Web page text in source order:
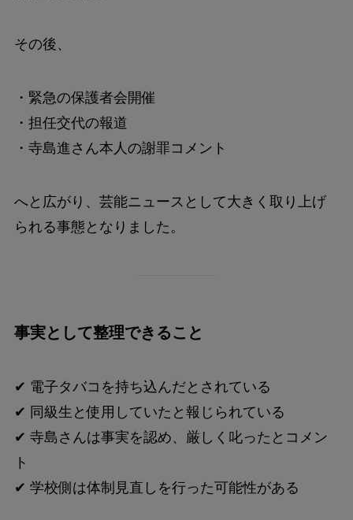
その後、
・緊急の保護者会開催
・担任交代の報道
・寺島進さん本人の謝罪コメント
へと広がり、芸能ニュースとして大きく取り上げ
られる事態となりました。
事実として整理できること
✔ 電子タバコを持ち込んだとされている
✔ 同級生と使用していたと報じられている
✔ 寺島さんは事実を認め、厳しく叱ったとコメン
ト
✔ 学校側は体制見直しを行った可能性がある